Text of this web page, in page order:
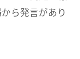
ら発言があり